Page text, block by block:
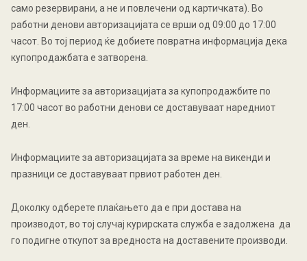
само резервирани, а не и повлечени од картичката). Во
работни денови авторизацијата се врши од 09:00 до 17:00
часот. Во тој период ќе добиете повратна информација дека
купопродажбата е затворена.
Информациите за авторизацијата за купопродажбите по
17:00 часот во работни денови се доставуваат наредниот
ден.
Информациите за авторизацијата за време на викенди и
празници се доставуваат првиот работен ден.
Доколку одберете плаќањето да е при достава на
производот, во тој случај курирската служба е задолжена да
го подигне откупот за вредноста на доставените производи.